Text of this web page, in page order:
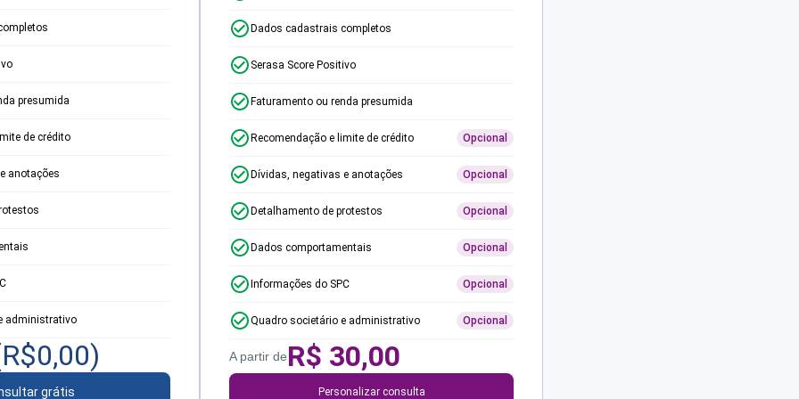
presumida
de crédito
anotações
administrativo
0,00)
grátis
Dados cadastrais completos
Serasa Score Positivo
Faturamento ou renda presumida
Recomendação e limite de crédito Opcional
Dívidas, negativas e anotações Opcional
Detalhamento de protestos Opcional
Dados comportamentais Opcional
Informações do SPC Opcional
Quadro societário e administrativo Opcional
A partir deR$ 30,00
Personalizar consulta